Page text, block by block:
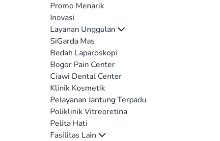
Promo Menarik
Inovasi
Layanan Unggulan
SiGarda Mas
Bedah Laparoskopi
Bogor Pain Center
Ciawi Dental Center
Klinik Kosmetik
Pelayanan Jantung Terpadu
Poliklinik Vitreoretina
Pelita Hati
Fasilitas Lain